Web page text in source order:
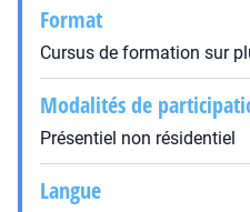
Format
Cursus de formation sur
Modalités de
Présentiel non résidentiel
Langue